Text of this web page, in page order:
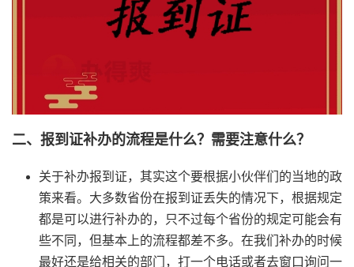
二、报到证补办的流程是什么？需要注意什么？
关于补办报到证，其实这个要根据小伙伴们的当地的政
策来看。大多数省份在报到证丢失的情况下，根据规定
都是可以进行补办的，只不过每个省份的规定可能会有
些不同，但基本上的流程都差不多。在我们补办的时候
最好还是给相关的部门，打一个电话或者去窗口询问一